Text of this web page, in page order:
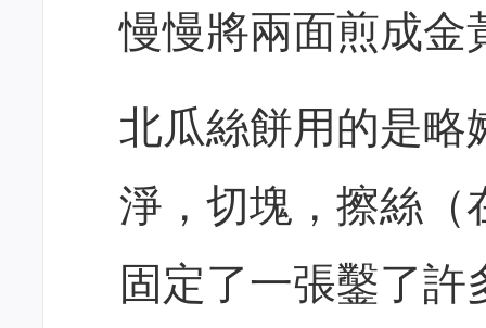
慢慢將兩面煎成金
北瓜絲餅用的是略
淨，切塊，擦絲（
固定了一張鑿了